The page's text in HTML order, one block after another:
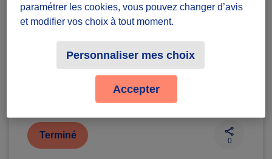
Paris
Badges à récolter
Terminé
0
paramétrer les cookies, vous pouvez changer d’avis
et modifier vos choix à tout moment.
Personnaliser mes choix
Accepter